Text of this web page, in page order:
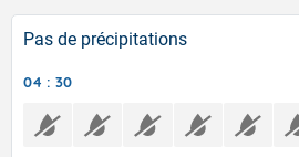
Pas de précipitations
04 : 30